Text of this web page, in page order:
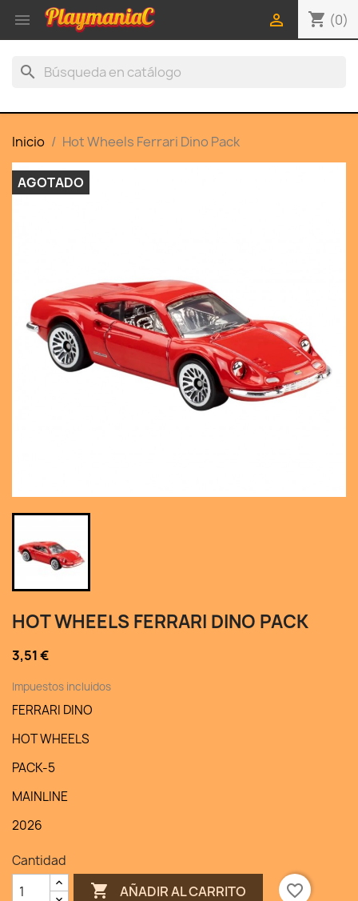
 shopping_cart (0)

search
Inicio Hot Wheels Ferrari Dino Pack
AGOTADO
HOT WHEELS FERRARI DINO PACK
3,51 €
Impuestos incluidos
FERRARI DINO
HOT WHEELS
PACK-5
MAINLINE
2026
Cantidad
 AÑADIR AL CARRITO
favorite_border